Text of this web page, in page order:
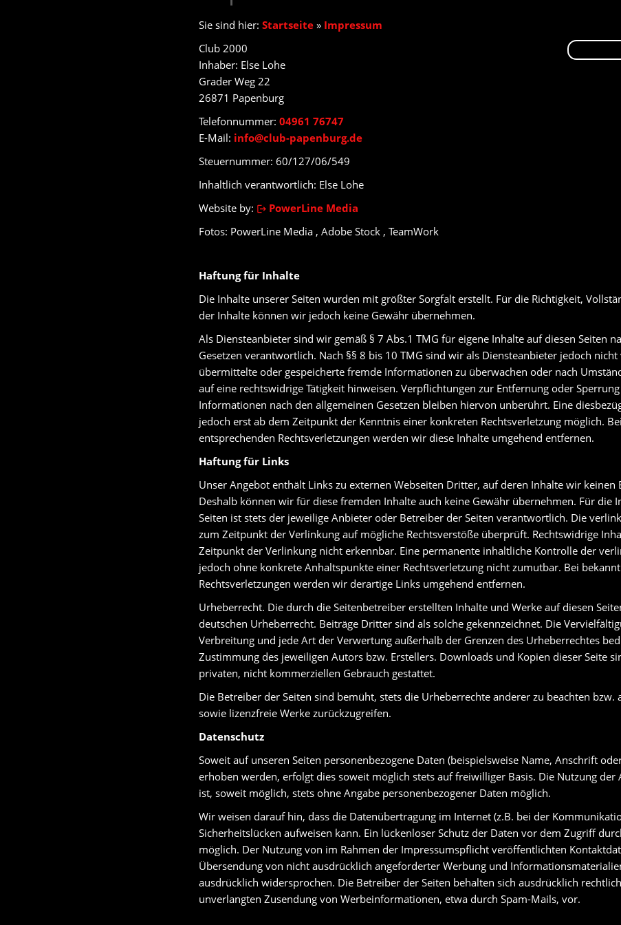
Sie sind hier: Startseite» Impressum
Club 2000
Inhaber: Else Lohe
Grader Weg 22
26871 Papenburg
Telefonnummer: 04961 76747
E-Mail: info@club-papenburg.de
Steuernummer: 60/127/06/549
Inhaltlich verantwortlich: Else Lohe
Website by:
PowerLine Media
Fotos: PowerLine Media , Adobe Stock , TeamWork
Haftung für Inhalte
Die Inhalte unserer Seiten wurden mit größter Sorgfalt erstellt. Für die Richtigkeit,
der Inhalte können wir jedoch keine Gewähr übernehmen.
Als Diensteanbieter sind wir gemäß § 7 Abs.1 TMG für eigene Inhalte auf diesen Seiten
Gesetzen verantwortlich. Nach §§ 8 bis 10 TMG sind wir als Diensteanbieter jedoch
übermittelte oder gespeicherte fremde Informationen zu überwachen oder nach
auf eine rechtswidrige Tätigkeit hinweisen. Verpflichtungen zur Entfernung oder
Informationen nach den allgemeinen Gesetzen bleiben hiervon unberührt. Eine
jedoch erst ab dem Zeitpunkt der Kenntnis einer konkreten Rechtsverletzung möglich.
entsprechenden Rechtsverletzungen werden wir diese Inhalte umgehend entfernen.
Haftung für Links
Unser Angebot enthält Links zu externen Webseiten Dritter, auf deren Inhalte wir keinen
Deshalb können wir für diese fremden Inhalte auch keine Gewähr übernehmen. Für die
Seiten ist stets der jeweilige Anbieter oder Betreiber der Seiten verantwortlich. Die
zum Zeitpunkt der Verlinkung auf mögliche Rechtsverstöße überprüft. Rechtswidrige
Zeitpunkt der Verlinkung nicht erkennbar. Eine permanente inhaltliche Kontrolle der
jedoch ohne konkrete Anhaltspunkte einer Rechtsverletzung nicht zumutbar. Bei
Rechtsverletzungen werden wir derartige Links umgehend entfernen.
Urheberrecht. Die durch die Seitenbetreiber erstellten Inhalte und Werke auf diesen
deutschen Urheberrecht. Beiträge Dritter sind als solche gekennzeichnet. Die
Verbreitung und jede Art der Verwertung außerhalb der Grenzen des Urheberrechtes
Zustimmung des jeweiligen Autors bzw. Erstellers. Downloads und Kopien dieser Seite
privaten, nicht kommerziellen Gebrauch gestattet.
Die Betreiber der Seiten sind bemüht, stets die Urheberrechte anderer zu beachten bzw.
sowie lizenzfreie Werke zurückzugreifen.
Datenschutz
Soweit auf unseren Seiten personenbezogene Daten (beispielsweise Name, Anschrift
erhoben werden, erfolgt dies soweit möglich stets auf freiwilliger Basis. Die Nutzung der
ist, soweit möglich, stets ohne Angabe personenbezogener Daten möglich.
Wir weisen darauf hin, dass die Datenübertragung im Internet (z.B. bei der
Sicherheitslücken aufweisen kann. Ein lückenloser Schutz der Daten vor dem Zugriff
möglich. Der Nutzung von im Rahmen der Impressumspflicht veröffentlichten
Übersendung von nicht ausdrücklich angeforderter Werbung und
ausdrücklich widersprochen. Die Betreiber der Seiten behalten sich ausdrücklich
unverlangten Zusendung von Werbeinformationen, etwa durch Spam-Mails, vor.